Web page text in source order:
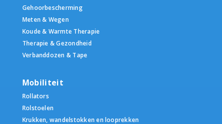
Gehoorbescherming
Meten & Wegen
Koude & Warmte Therapie
Therapie & Gezondheid
Verbanddozen & Tape
Mobiliteit
Rollators
Rolstoelen
Krukken, wandelstokken en looprekken